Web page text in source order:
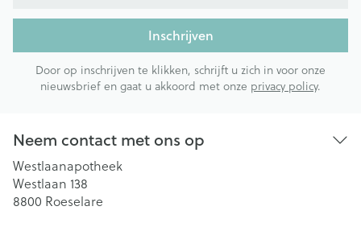
Inschrijven
Door op inschrijven te klikken, schrijft u zich in voor onze
nieuwsbrief en gaat u akkoord met onze privacy policy.
Neem contact met ons op
Westlaanapotheek
Westlaan 138
8800 Roeselare